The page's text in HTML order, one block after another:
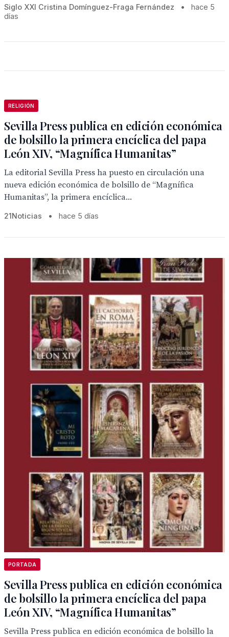
Siglo XXI Cristina Domínguez-Fraga Fernández •
hace 5
días
RELIGIÓN
Sevilla Press publica en edición económica
de bolsillo la primera encíclica del papa
León XIV, “Magnífica Humanitas”
La editorial Sevilla Press ha puesto en circulación una
nueva edición económica de bolsillo de “Magnífica
Humanitas”, la primera encíclica...
21Noticias • hace 5 días
PORTADA
Sevilla Press publica en edición económica
de bolsillo la primera encíclica del papa
León XIV, “Magnífica Humanitas”
Sevilla Press publica en edición económica de bolsillo la